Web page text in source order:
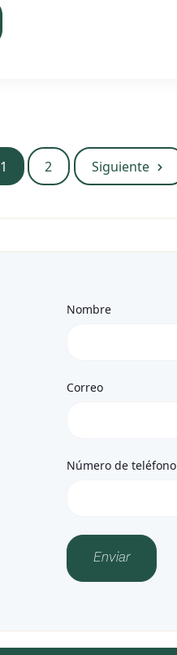
1 2 Siguiente
Nombre
Correo
Número de teléfono